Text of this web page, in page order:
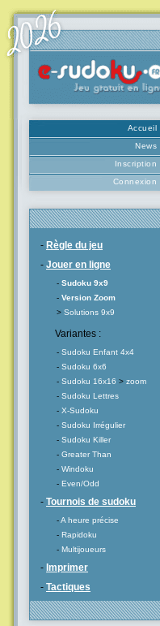
Accueil
News
Inscription
Connexion
- Règle du jeu
- Jouer en ligne
- Sudoku 9x9
- Version Zoom
> Solutions 9x9
Variantes :
- Sudoku Enfant 4x4
- Sudoku 6x6
- Sudoku 16x16 > zoom
- Sudoku Lettres
- X-Sudoku
- Sudoku Irrégulier
- Sudoku Killer
- Greater Than
- Windoku
- Even/Odd
- Tournois de sudoku
-A heure précise
- Rapidoku
- Multijoueurs
- Imprimer
- Tactiques